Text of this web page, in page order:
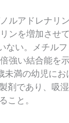
ルアドレナリ
ンを増加させ
い。メチルフ
強い結合能を
満の幼児に
剤であり、吸
こと。